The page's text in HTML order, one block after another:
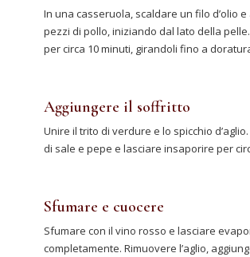
In una casseruola, scaldare un filo d’olio e
pezzi di pollo, iniziando dal lato della
per circa 10 minuti, girandoli fino a
Aggiungere il soffritto
Unire il trito di verdure e lo spicchio
di sale e pepe e lasciare insaporire per
Sfumare e cuocere
Sfumare con il vino rosso e lasciare
completamente. Rimuovere l’aglio,